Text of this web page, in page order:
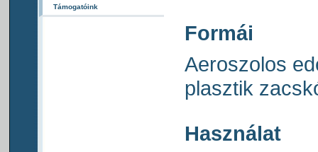
Támogatóink
Formái
Aeroszolos
plasztik
Használat